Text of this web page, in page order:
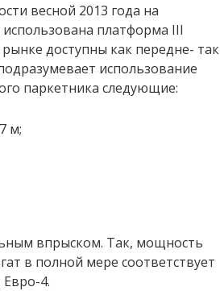
весной 2013 года на
платформа III
доступны как передне- так
использование
паркетника следующие:
м;
впрыском. Так, мощность
в полной мере соответствует
4.